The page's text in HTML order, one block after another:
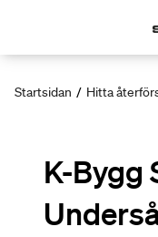
Startsidan / Hitta
K-Bygg